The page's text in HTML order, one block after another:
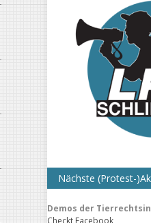
Nächste (Protest-
Demos der
Checkt Facebook